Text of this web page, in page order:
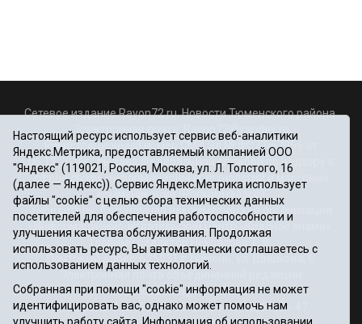
Сетевое издание Rayon72.ru. Новости Тюменского района.
Rayon72@yandex.ru
Регистрационный номер СМИ Эл № ФС77-67956 от
06.12.2016г., выдано Федеральной службой по надзору в
сфере связи, информационных технологий и массовых
коммуникаций (Роскомнадзор)
Учредитель: Автономная некоммерческая организация
«Информационно-издательский центр «Красное знамя».
Главный редактор Некрасова Т. В.
Почтовый адрес: 625031 г.Тюмень. ул. Шишкова, 6
Электронная почта объединенной редакции:
krasnoeznam@rambler.ru
Телефоны 8 (3452) 34-80-60, 69-56-73, 69-56-47
Настоящий ресурс использует сервис веб-аналитики
Яндекс.Метрика, предоставляемый компанией ООО
"Яндекс" (119021, Россия, Москва, ул. Л. Толстого, 16
(далее — Яндекс)). Сервис Яндекс.Метрика использует
файлы "cookie" с целью сбора технических данных
посетителей для обеспечения работоспособности и
улучшения качества обслуживания. Продолжая
использовать ресурс, Вы автоматически соглашаетесь с
использованием данных технологий.
Собранная при помощи "cookie" информация не может
идентифицировать вас, однако может помочь нам